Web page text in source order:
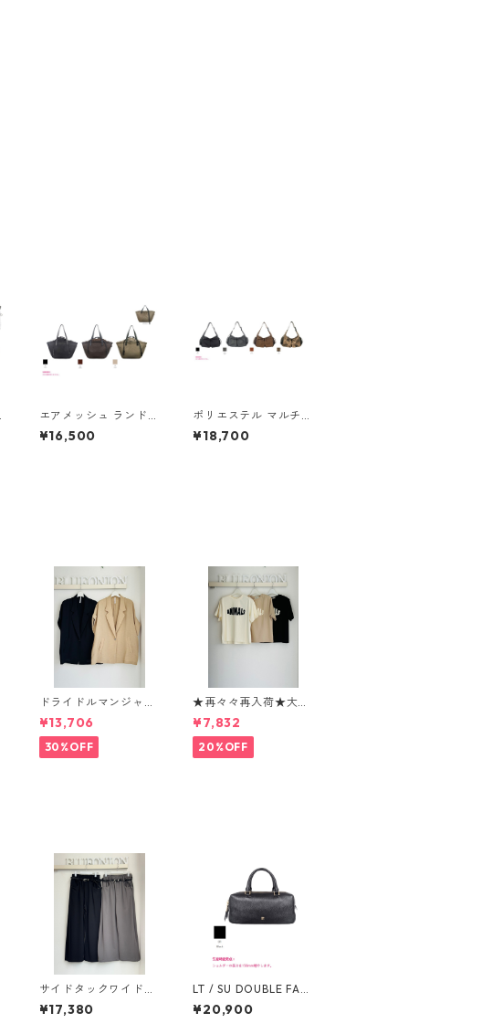
エアメッシュ ランドリ
ー トートL 【STORY
ストーリー 26夏バッ
¥16,500
ポリエステル マルチポ
ケット ワンショルダー
M 【STORY ストーリ
¥18,700
ドライドルマンジャケ
ット 80268317 dignit
ecollier
¥13,706
30%OFF
★再々々再入荷★大人
気★animalロゴTシャ
ツ 1260104 seven da
ys
¥7,832
20%OFF
サイドタックワイドパ
ンツ（ベルト付き） 6
36601 PASSIONE
¥17,380
LT / SU DOUBLE FAST
ENER BOSTON S レザ
ー／スウェード ダブル
¥20,900